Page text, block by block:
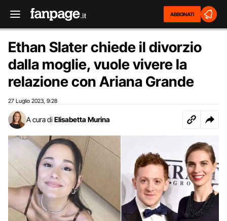
ABBONATI
Ethan Slater chiede il divorzio
dalla moglie, vuole vivere la
relazione con Ariana Grande
27 Luglio 2023 9:28
A cura di Elisabetta Murina